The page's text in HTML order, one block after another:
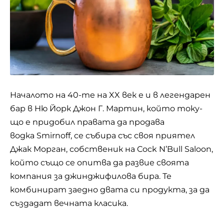
Началото на 40-те на XX век е и в легендарен
бар в Ню Йорк Джон Г. Мартин, който току-
що е придобил правата да продава
водка Smirnoff, се събира със своя приятел
Джак Морган, собственик на Cock N’Bull Saloon,
който също се опитва да развие своята
компания за джинджифилова бира. Те
комбинират заедно двата си продукта, за да
създадат вечната класика.